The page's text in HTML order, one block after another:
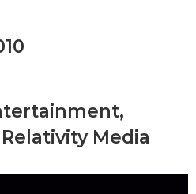
,
Relativity Media